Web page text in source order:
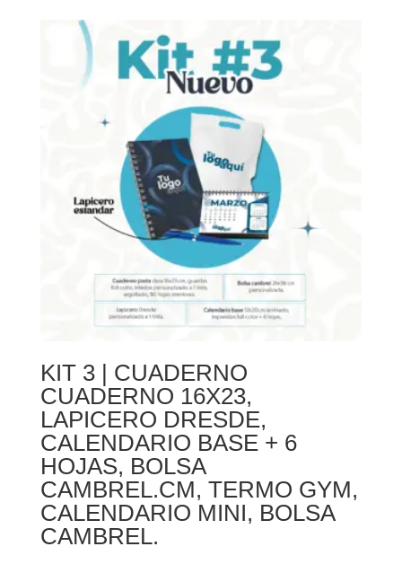
KIT 3 | CUADERNO
CUADERNO 16X23,
LAPICERO DRESDE,
CALENDARIO BASE + 6
HOJAS, BOLSA
CAMBREL.CM, TERMO GYM,
CALENDARIO MINI, BOLSA
CAMBREL.